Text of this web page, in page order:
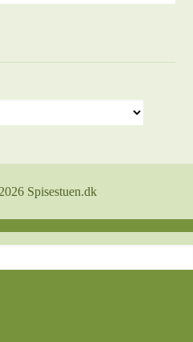
Spisestuen.dk